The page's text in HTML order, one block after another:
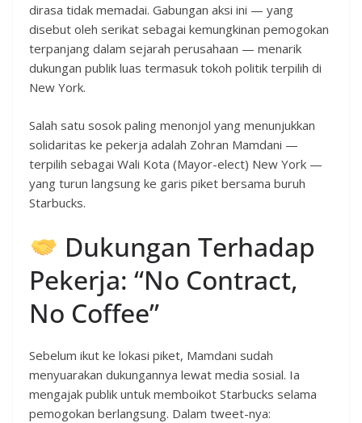
dirasa tidak memadai. Gabungan aksi ini — yang
disebut oleh serikat sebagai kemungkinan pemogokan
terpanjang dalam sejarah perusahaan — menarik
dukungan publik luas termasuk tokoh politik terpilih di
New York.
Salah satu sosok paling menonjol yang menunjukkan
solidaritas ke pekerja adalah Zohran Mamdani —
terpilih sebagai Wali Kota (Mayor-elect) New York —
yang turun langsung ke garis piket bersama buruh
Starbucks.
Dukungan Terhadap
Pekerja: “No Contract,
No Coffee”
Sebelum ikut ke lokasi piket, Mamdani sudah
menyuarakan dukungannya lewat media sosial. Ia
mengajak publik untuk memboikot Starbucks selama
pemogokan berlangsung. Dalam tweet-nya: